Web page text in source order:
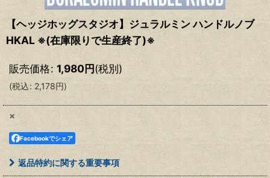
【ヘッジホッグスタジオ】ジュラルミン ハンドルノブ
HKAL ※(在庫限りで生産終了)※
販売価格: 1,980円(税別)
(税込: 2,178円)
×
Facebookでシェア
返品特約に関する重要事項